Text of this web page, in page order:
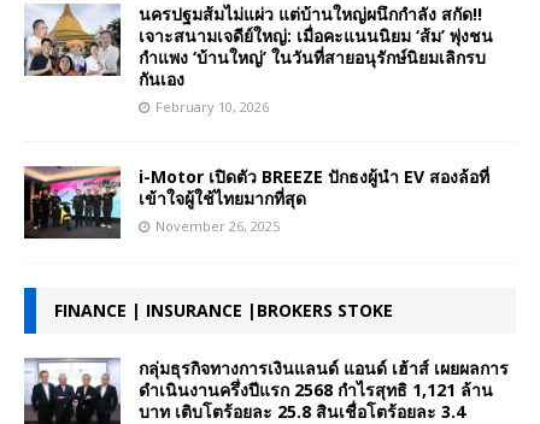
นครปฐมส้มไม่แผ่ว แต่บ้านใหญ่ผนึกกำลัง สกัด!!
เจาะสนามเจดีย์ใหญ่: เมื่อคะแนนนิยม ‘ส้ม’ พุ่งชน
กำแพง ‘บ้านใหญ่’ ในวันที่สายอนุรักษ์นิยมเลิกรบ
กันเอง
February 10, 2026
i-Motor เปิดตัว BREEZE ปักธงผู้นำ EV สองล้อที่
เข้าใจผู้ใช้ไทยมากที่สุด
November 26, 2025
FINANCE | INSURANCE |BROKERS STOKE
กลุ่มธุรกิจทางการเงินแลนด์ แอนด์ เฮ้าส์ เผยผลการ
ดำเนินงานครึ่งปีแรก 2568 กำไรสุทธิ 1,121 ล้าน
บาท เติบโตร้อยละ 25.8 สินเชื่อโตร้อยละ 3.4